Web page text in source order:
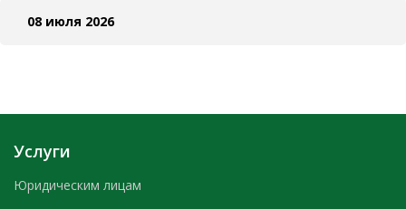
08 июля 2026
Услуги
Юридическим лицам